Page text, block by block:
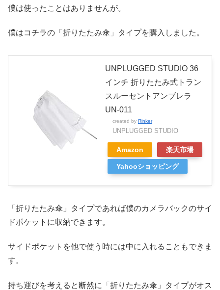
僕は使ったことはありませんが。
僕はコチラの「折りたたみ傘」タイプを購入しました。
UNPLUGGED STUDIO 36
インチ 折りたたみ式トラン
スルーセントアンブレラ
UN-011
created by Rinker
UNPLUGGED STUDIO
Amazon 楽天市場
Yahooショッピング
「折りたたみ傘」タイプであれば僕のカメラバックのサイ
ドポケットに収納できます。
サイドポケットを他で使う時には中に入れることもできま
す。
持ち運びを考えると断然に「折りたたみ傘」タイプがオス